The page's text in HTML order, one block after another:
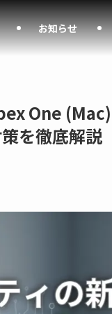
お知らせ
One
を徹底解説